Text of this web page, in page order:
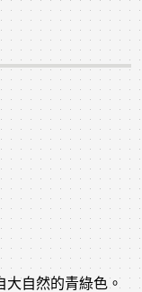
大自然的青綠色。